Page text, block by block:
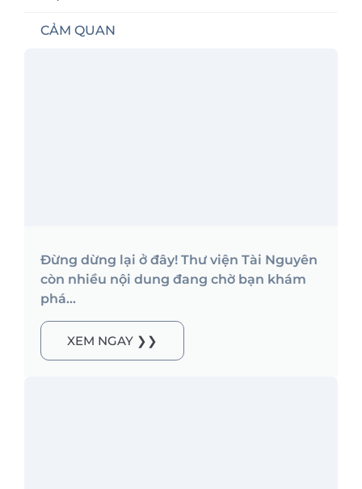
CẢM QUAN
Đừng dừng lại ở đây! Thư viện Tài Nguyên
còn nhiều nội dung đang chờ bạn khám
phá...
XEM NGAY ❯❯